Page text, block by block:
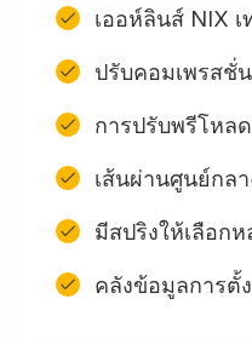
เออห์ลินส์ NIX
ปรับคอมเพรสชั่
การปรับพรีโหล
เส้นผ่านศูนย์กล
มีสปริงให้เลือก
คลังข้อมูลการตั้